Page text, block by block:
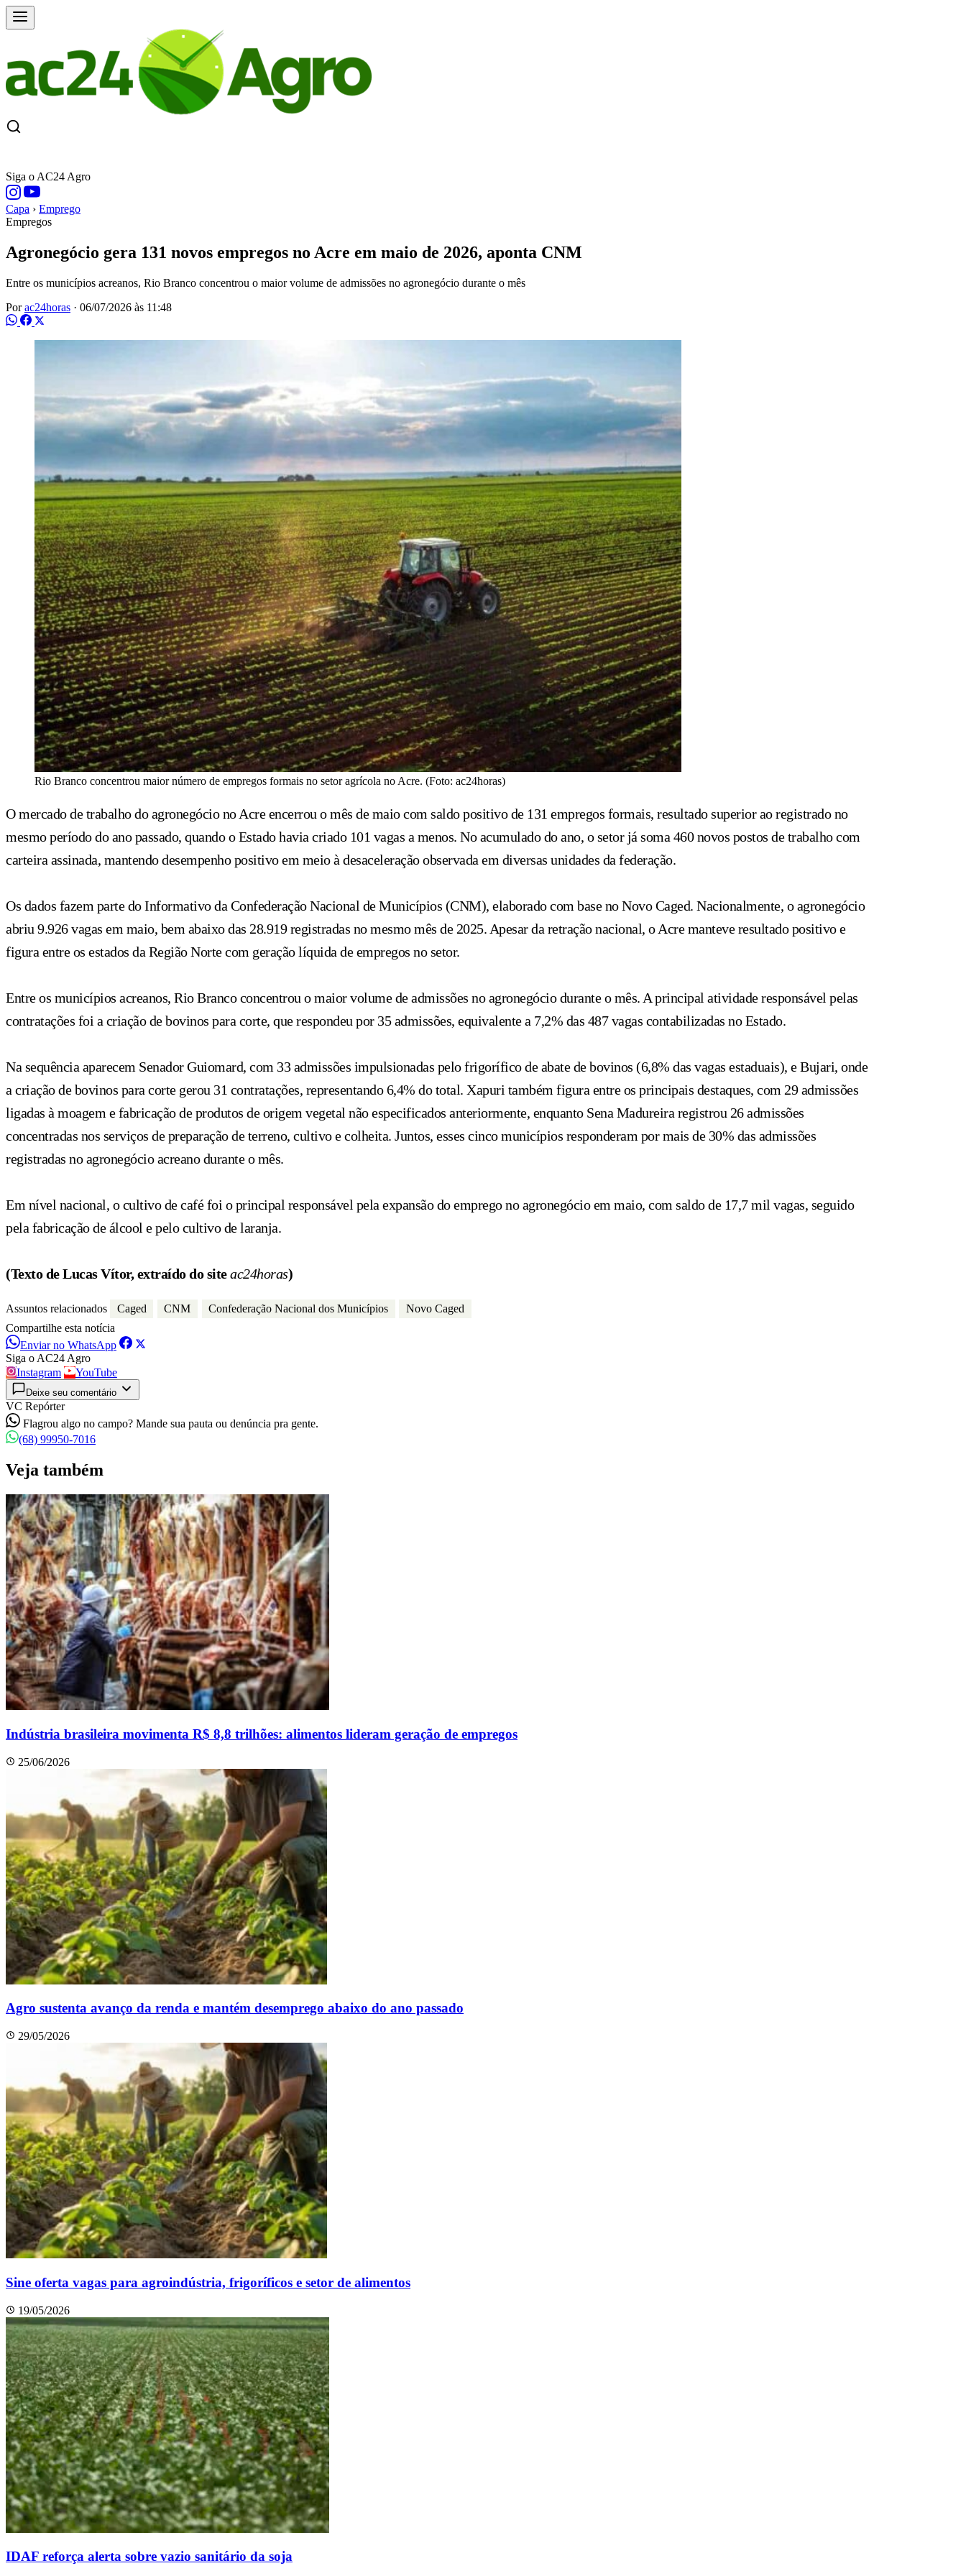
Siga o AC24 Agro
Capa › Emprego
Empregos
Agronegócio gera 131 novos empregos no Acre em maio de 2026, aponta CNM
Entre os municípios acreanos, Rio Branco concentrou o maior volume de admissões no agronegócio durante o mês
Porac24horas · 06/07/2026 às 11:48
Rio Branco concentrou maior número de empregos formais no setor agrícola no Acre. (Foto: ac24horas)
O mercado de trabalho do agronegócio no Acre encerrou o mês de maio com saldo positivo de 131 empregos formais, resultado superior ao registrado no
mesmo período do ano passado, quando o Estado havia criado 101 vagas a menos. No acumulado do ano, o setor já soma 460 novos postos de trabalho com
carteira assinada, mantendo desempenho positivo em meio à desaceleração observada em diversas unidades da federação.
Os dados fazem parte do Informativo da Confederação Nacional de Municípios (CNM), elaborado com base no Novo Caged. Nacionalmente, o agronegócio
abriu 9.926 vagas em maio, bem abaixo das 28.919 registradas no mesmo mês de 2025. Apesar da retração nacional, o Acre manteve resultado positivo e
figura entre os estados da Região Norte com geração líquida de empregos no setor.
Entre os municípios acreanos, Rio Branco concentrou o maior volume de admissões no agronegócio durante o mês. A principal atividade responsável pelas
contratações foi a criação de bovinos para corte, que respondeu por 35 admissões, equivalente a 7,2% das 487 vagas contabilizadas no Estado.
Na sequência aparecem Senador Guiomard, com 33 admissões impulsionadas pelo frigorífico de abate de bovinos (6,8% das vagas estaduais), e Bujari, onde
a criação de bovinos para corte gerou 31 contratações, representando 6,4% do total. Xapuri também figura entre os principais destaques, com 29 admissões
ligadas à moagem e fabricação de produtos de origem vegetal não especificados anteriormente, enquanto Sena Madureira registrou 26 admissões
concentradas nos serviços de preparação de terreno, cultivo e colheita. Juntos, esses cinco municípios responderam por mais de 30% das admissões
registradas no agronegócio acreano durante o mês.
Em nível nacional, o cultivo de café foi o principal responsável pela expansão do emprego no agronegócio em maio, com saldo de 17,7 mil vagas, seguido
pela fabricação de álcool e pelo cultivo de laranja.
(Texto de Lucas Vítor, extraído do site ac24horas)
Assuntos relacionados Caged CNM Confederação Nacional dos Municípios
Novo Caged
Compartilhe esta notícia
Enviar no WhatsApp
Siga o AC24 Agro
Instagram
YouTube
Deixe seu comentário
VC Repórter
Flagrou algo no campo? Mande sua pauta ou denúncia pra gente.
(68) 99950-7016
Veja também
Indústria brasileira movimenta R$ 8,8 trilhões: alimentos lideram geração de empregos
25/06/2026
Agro sustenta avanço da renda e mantém desemprego abaixo do ano passado
29/05/2026
Sine oferta vagas para agroindústria, frigoríficos e setor de alimentos
19/05/2026
IDAF reforça alerta sobre vazio sanitário da soja